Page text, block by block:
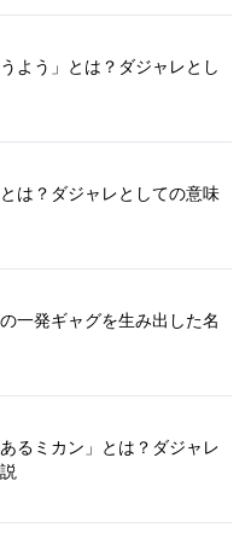
よう」とは？ダジャレとし
は？ダジャレとしての意味
一発ギャグを生み出した名
るミカン」とは？ダジャレ